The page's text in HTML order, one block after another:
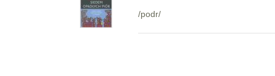
/podr/